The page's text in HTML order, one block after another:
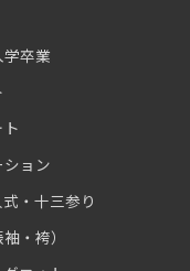
卒業
ョン
・十三参り
・袴）